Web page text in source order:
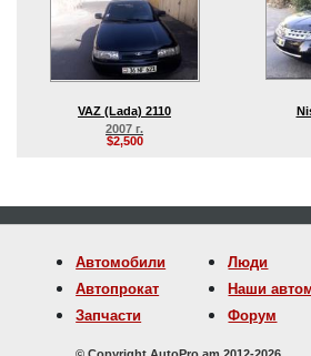
VAZ (Lada) 2110
2007 г.
$2,500
Автомобили
Автопрокат
Запчасти
Люди
Наши
Форум